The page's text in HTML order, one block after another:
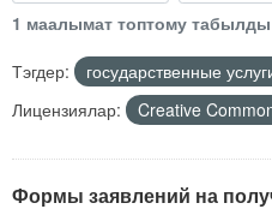
1 маалымат топтому табылды
Тэгдер:
государственные
Лицензиялар:
Creative
Формы заявлений на